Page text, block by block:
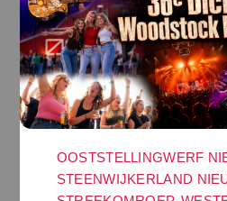
OOSTSTELLINGWERF
STEENWIJKERLAND